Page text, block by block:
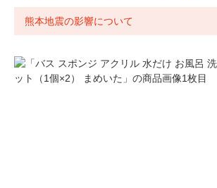
熊本地震の影響について